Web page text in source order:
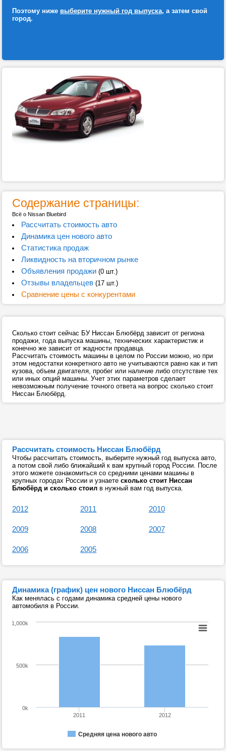
Поэтому ниже выберите нужный год выпуска, а затем свой
город.
Содержание страницы:
Всё о Nissan Bluebird
Рассчитать стоимость авто
Динамика цен нового авто
Статистика продаж
Ликвидность на вторичном рынке
Объявления продажи(0 шт.)
Отзывы владельцев(17 шт.)
Сравнение цены с конкурентами
Сколько стоит сейчас БУ Ниссан Блюбёрд зависит от региона
продажи, года выпуска машины, технических характеристик и
конечно же зависит от жадности продавца.
Рассчитать стоимость машины в целом по России можно, но при
этом недостатки конкретного авто не учитываются равно как и тип
кузова, объем двигателя, пробег или наличие либо отсутствие тех
или иных опций машины. Учет этих параметров сделает
невозможным получение точного ответа на вопрос сколько стоит
Ниссан Блюбёрд.
Рассчитать стоимость Ниссан Блюбёрд
Чтобы рассчитать стоимость, выберите нужный год выпуска авто,
а потом свой либо ближайший к вам крупный город России. После
этого можете ознакомиться со средними ценами машины в
крупных городах России и узнаете сколько стоит Ниссан
Блюбёрд и сколько стоил в нужный вам год выпуска.
2012 2011 2010
2009 2008 2007
2006 2005
Динамика (график) цен нового Ниссан Блюбёрд
Как менялась с годами динамика средней цены нового
автомобиля в России.
Средняя цена нового авто
2011 2012
0k
500k
1,000k